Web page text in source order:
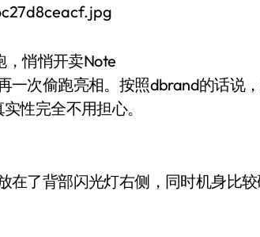
，悄悄开卖Note
一次偷跑亮相。按照dbrand的话说
性完全不用担心。
了背部闪光灯右侧，同时机身比较